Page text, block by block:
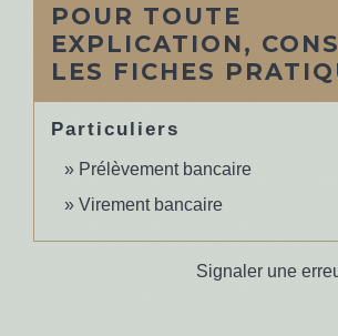
POUR TOUTE
EXPLICATION,
LES FICHES
Particuliers
Prélèvement bancaire
Virement bancaire
Signaler une